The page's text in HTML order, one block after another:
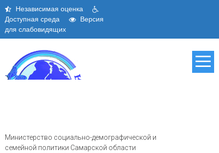
Skip
content
Независимая оценка
Доступная среда
Версия
для слабовидящих
Министерство социально-демографической и
семейной политики Самарской области